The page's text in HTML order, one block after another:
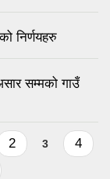
निर्णयहरु
सम्मको गाउँ
2 3
4